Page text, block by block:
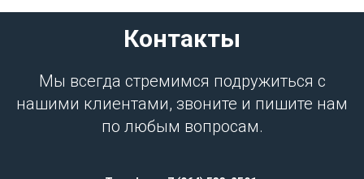
Контакты
Мы всегда стремимся подружиться с
нашими клиентами, звоните и пишите нам
по любым вопросам.